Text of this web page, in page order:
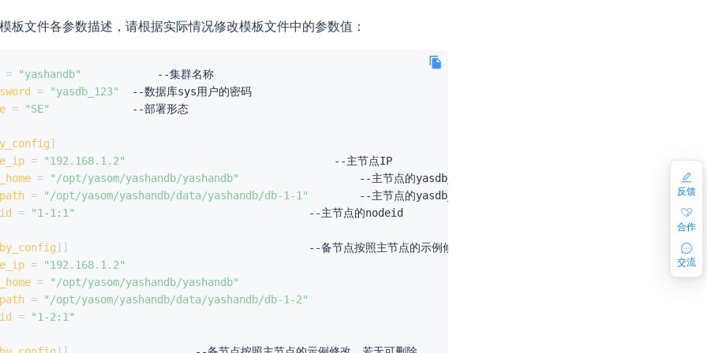
板文件各参数描述，请根据实际情况修改模板文件中的参数值：
= "yashandb"
= "yasdb_123"
= "SE"
]
= "192.168.1.2"
= "/opt/yasom/yashandb/yashandb"
= "/opt/yasom/yashandb/data/yashandb/db-1-1"
= "1-1:1"
] ]
=
"192.168.1.2"
=
"/opt/yasom/yashandb/yashandb"
=
"/opt/yasom/yashandb/data/yashandb/db-1-2"
= "1-2:1"
反馈
合作
交流